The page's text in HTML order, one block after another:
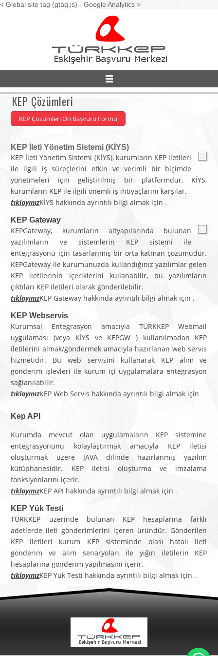
< Global site tag (gtag.js) - Google Analytics >
Hizmetlerimiz
Bilgi Deposu
Bize Ulaşın
KEP Çözümleri
KEP Çözümleri Ön Başvuru Formu
KEP İleti Yönetim Sistemi (KİYS)
KEP İleti Yönetim Sistemi (KİYS), kurumların KEP iletileri
ile ilgili iş süreçlerini etkin ve verimli bir biçimde
yönetmeleri için geliştirilmiş bir platformdur. KİYS,
kurumların KEP ile ilgili önemli iş ihtiyaçlarını karşılar.
KİYS hakkında ayrıntılı bilgi almak için
tıklayınız .
KEP Gateway
KEPGateway, kurumların altyapılarında bulunan
yazılımların ve sistemlerin KEP sistemi ile
entegrasyonu için tasarlanmış bir orta katman çözümüdür.
KEPGateway ile kurumunuzda kullandığınız yazılımlar gelen
KEP iletilerinin içeriklerini kullanabilir, bu yazılımların
çıktıları KEP iletileri olarak gönderilebilir.
KEP Gateway hakkında ayrıntılı bilgi almak için
tıklayınız .
KEP Webservis
Kurumsal Entegrasyon amacıyla TÜRKKEP Webmail
uygulaması (veya KİYS ve KEPGW ) kullanılmadan KEP
iletilerini almak/göndermek amacıyla hazırlanan web servis
hizmetidir. Bu web servisini kullanarak KEP alım ve
gönderim işlevleri ile kurum içi uygulamalara entegrasyon
sağlanılabilir.
KEP Web Servis hakkında ayrıntılı bilgi almak için
tıklayınız
Kep API
Kurumda mevcut olan uygulamaların KEP sistemine
entegrasyonunu kolaylaştırmak amacıyla KEP iletisi
oluşturmak üzere JAVA dilinde hazırlanmış yazılım
kütüphanesidir. KEP iletisi oluşturma ve imzalama
fonksiyonlarını içerir.
KEP API hakkında ayrıntılı bilgi almak için
tıklayınız .
KEP Yük Testi
TÜRKKEP üzerinde bulunan KEP hesaplarına farklı
adetlerde ileti gönderimlerini içeren üründür. Gönderilen
KEP iletileri kurum KEP sisteminde olası hatalı ileti
gönderim ve alım senaryoları ile yığın iletilerin KEP
hesaplarına gönderim yapılmasını içerir.
KEP Yük Testi hakkında ayrıntılı bilgi almak için
tıklayınız .